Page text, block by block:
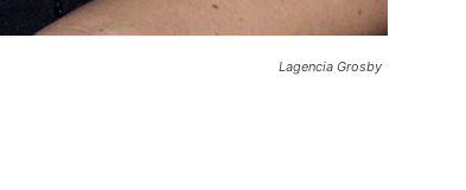
Lagencia Grosby